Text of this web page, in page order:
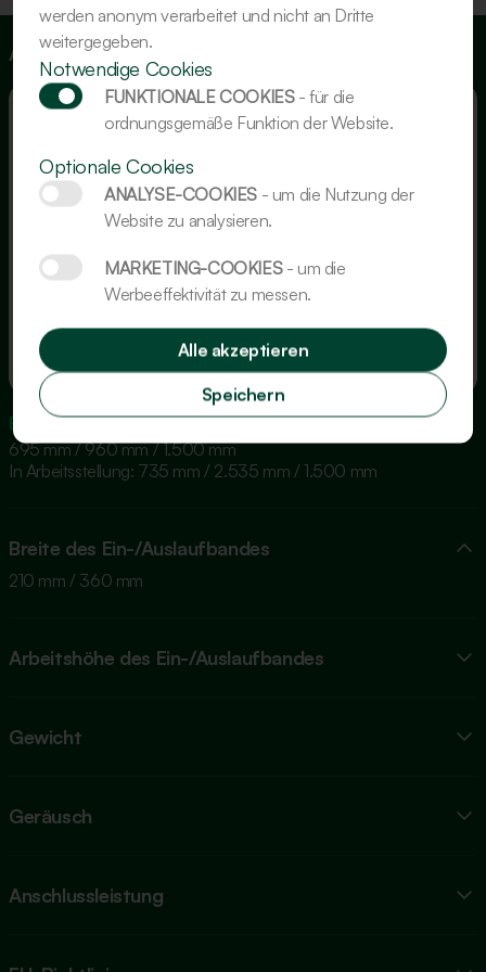
Abmessungen
Breite / Länge / Höhe
695 mm / 960 mm / 1.500 mm
In Arbeitsstellung: 735 mm / 2.535 mm / 1.500 mm
Breite des Ein-/Auslaufbandes
210 mm / 360 mm
Arbeitshöhe des Ein-/Auslaufbandes
Gewicht
Geräusch
Anschlussleistung
werden anonym verarbeitet und nicht an Dritte
weitergegeben.
Notwendige Cookies
FUNKTIONALE COOKIES - für die
ordnungsgemäße Funktion der Website.
Optionale Cookies
ANALYSE-COOKIES - um die Nutzung der
Website zu analysieren.
MARKETING-COOKIES - um die
Werbeeffektivität zu messen.
Speichern
Alle akzeptieren